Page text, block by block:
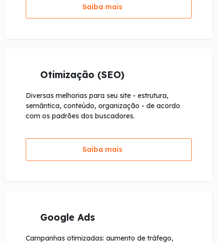
Saiba mais
Otimização (SEO)
Diversas melhorias para seu site - estrutura,
semântica, conteúdo, organização - de acordo
com os padrões dos buscadores.
Saiba mais
Google Ads
Campanhas otimizadas: aumento de tráfego,